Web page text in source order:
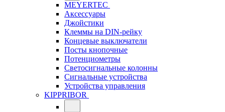
MEYERTEC
Аксессуары
Джойстики
Клеммы на DIN-рейку
Концевые выключатели
Посты кнопочные
Потенциометры
Светосигнальные колонны
Сигнальные устройства
Устройства управления
KIPPRIBOR